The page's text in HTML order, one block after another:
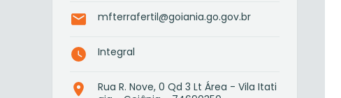
mfterrafertil@goiania.go.gov.br
Integral
Rua R. Nove, 0 Qd 3 Lt Área - Vila Itati